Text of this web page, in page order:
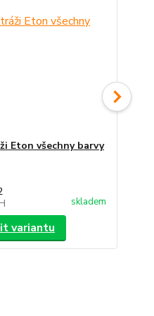
Eton všechny barvy
skladem
variantu